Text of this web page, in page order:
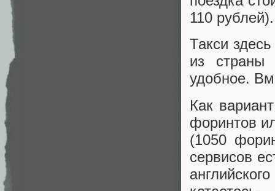
110 рублей).
Такси
из
удобное.
Как
форинтов
(1050
сервисов